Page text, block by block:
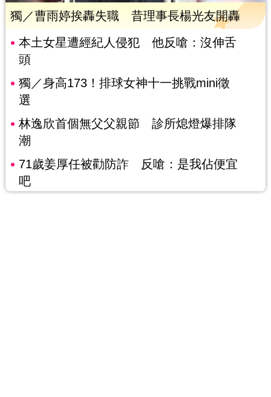
獨／曹雨婷挨轟失職 昔理事長楊光友開轟
本土女星遭經紀人侵犯 他反嗆：沒伸舌
頭
獨／身高173！排球女神十一挑戰mini徵
選
林逸欣首個無父父親節 診所熄燈爆排隊
潮
71歲姜厚任被勸防詐 反嗆：是我佔便宜
吧